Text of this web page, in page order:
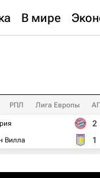
В мире
РПЛ Лига Европы
Вилла
2
1